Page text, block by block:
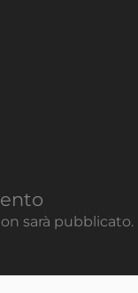
sarà pubblicato.